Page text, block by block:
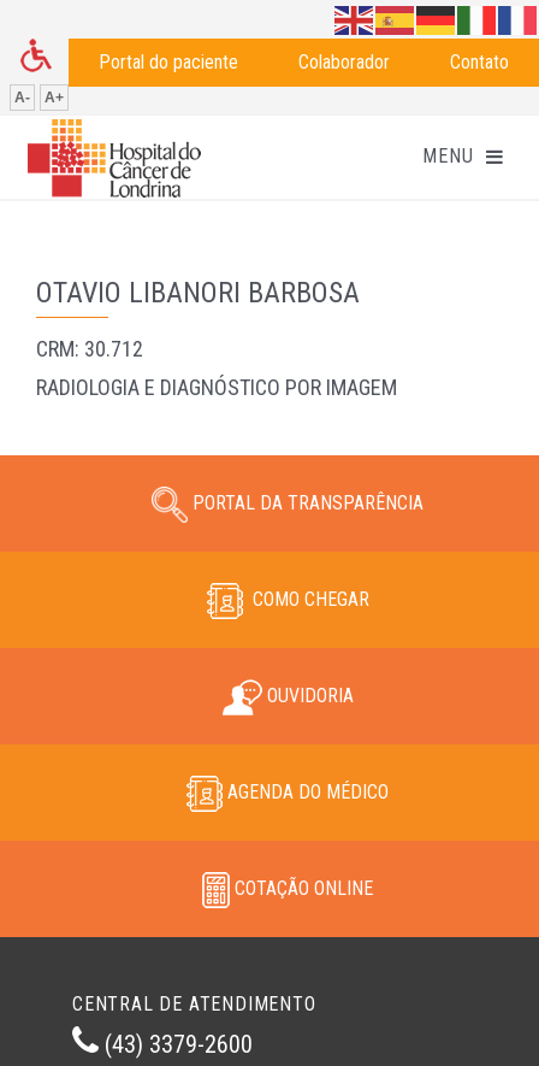
Portal do paciente Colaborador Contato
A- A+
OTAVIO LIBANORI BARBOSA
CRM: 30.712
RADIOLOGIA E DIAGNÓSTICO POR IMAGEM
PORTAL DA TRANSPARÊNCIA
COMO CHEGAR
OUVIDORIA
AGENDA DO MÉDICO
COTAÇÃO ONLINE
CENTRAL DE ATENDIMENTO
(43) 3379-2600